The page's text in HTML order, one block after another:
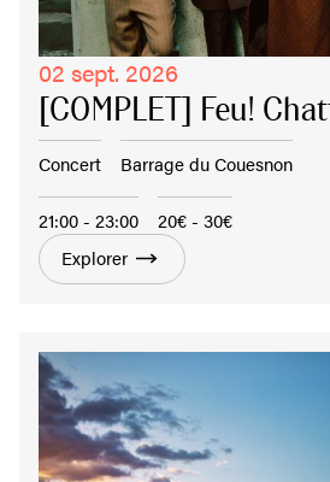
02 sept. 2026
[COMPLET] Feu!
Concert Barrage du Couesnon
21:00 - 23:00
20€ - 30€
Explorer